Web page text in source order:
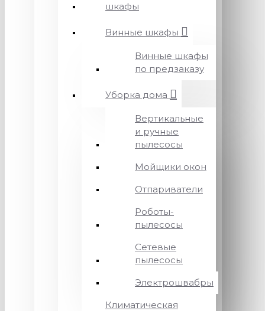
шкафы
Винные шкафы
Винные шкафы
по предзаказу
Уборка дома
Вертикальные
и ручные
пылесосы
Мойщики окон
Отпариватели
Роботы-
пылесосы
Сетевые
пылесосы
Электрошвабры
Климатическая